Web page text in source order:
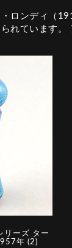
ロンディ（
れています。
リーズ ター
年 (2)